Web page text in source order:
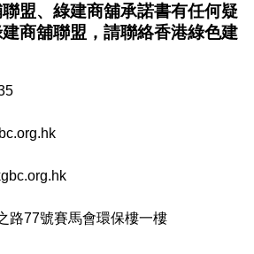
盟、綠建商舖承諾書有任何疑
商舖聯盟，請聯絡香港綠色建
路77號賽馬會環保樓一樓